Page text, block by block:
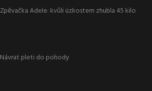
Zpěvačka Adele: kvůli úzkostem zhubla 45 kilo
Návrat pleti do pohody